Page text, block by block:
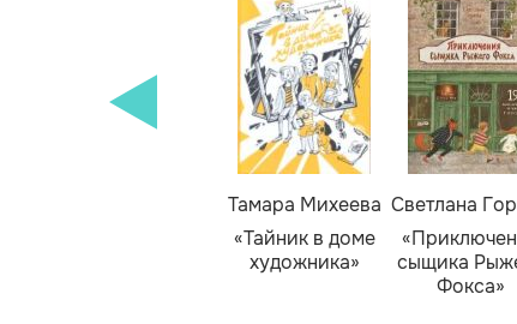
Тамара Михеева
«Тайник в доме
художника»
Светлана
сыщика
Фокса»